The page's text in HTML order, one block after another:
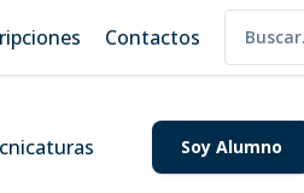
Contactos
Soy Alumno